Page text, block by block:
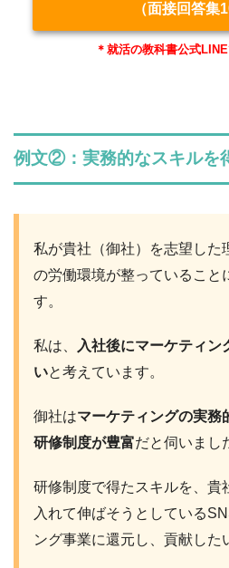
（面接回答集
＊就活の教科書公式
例文②：実務的なスキルを
私が貴社（御社）を志望した
の労働環境が整っていること
す。
私は、
入社後にマーケティン
いと考えています。
御社はマーケティングの実務
研修制度が豊富だと伺いまし
研修制度で得たスキルを、貴
入れて伸ばそうとしている
ング事業に還元し、貢献した